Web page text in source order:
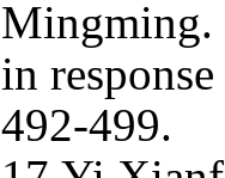
Mingming.
in
492-499.